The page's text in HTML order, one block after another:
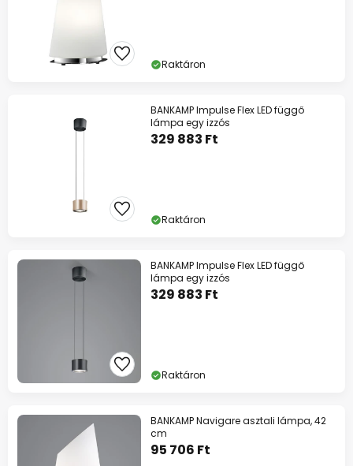
Raktáron
BANKAMP Impulse Flex LED függő
lámpa egy izzós
329 883 Ft
Raktáron
BANKAMP Impulse Flex LED függő
lámpa egy izzós
329 883 Ft
Raktáron
BANKAMP Navigare asztali lámpa, 42
cm
95 706 Ft